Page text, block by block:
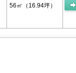
56㎡ （16.94坪）